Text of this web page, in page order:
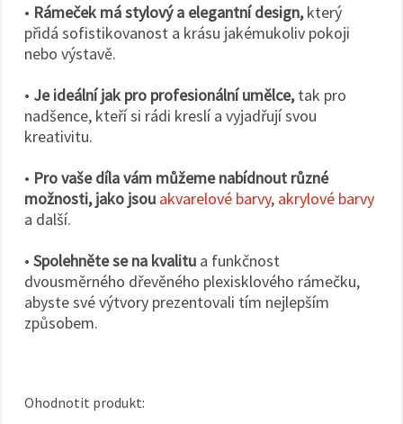
• Rámeček má stylový a elegantní design,který
přidá sofistikovanost a krásu jakémukoliv pokoji
nebo výstavě.
• Je ideální jak pro profesionální umělce,tak pro
nadšence, kteří si rádi kreslí a vyjadřují svou
kreativitu.
• Pro vaše díla vám můžeme nabídnout různé
možnosti, jako jsou akvarelové barvy, akrylové barvy
a další.
• Spolehněte se na kvalitu a funkčnost
dvousměrného dřevěného plexisklového rámečku,
abyste své výtvory prezentovali tím nejlepším
způsobem.
Ohodnotit produkt: